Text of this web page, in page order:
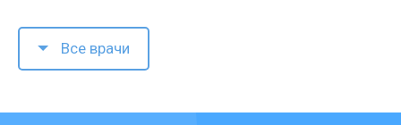
Все врачи